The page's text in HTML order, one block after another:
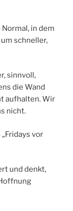
Normal, in dem
schneller,
sinnvoll,
die Wand
aufhalten. Wir
nicht.
vor
und denkt,